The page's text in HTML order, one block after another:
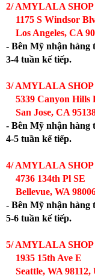
2/ AMYLALA
1175 S Windsor
Los Angeles, CA
- Bên Mỹ nhận hàng
3-4 tuần kế tiếp.
3/ AMYLALA
5339 Canyon Hills
San Jose, CA
- Bên Mỹ nhận hàng
4-5 tuần kế tiếp.
4/ AMYLALA
4736 134th Pl SE
Bellevue, WA
- Bên Mỹ nhận hàng
5-6 tuần kế tiếp.
5/ AMYLALA
1935 15th Ave E
Seattle, WA 98112,